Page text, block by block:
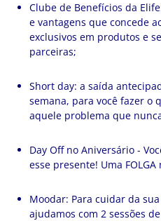
Clube de Benefícios da
e vantagens que concede
exclusivos em produtos e
parceiras;
Short day: a saída
semana, para você fazer o
aquele problema que
Day Off no Aniversário -
esse presente! Uma
Moodar: Para cuidar da
ajudamos com 2 sessões